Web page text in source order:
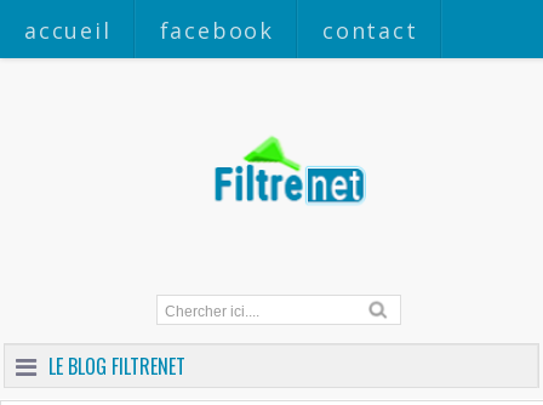
accueil facebook contact
LE BLOG FILTRENET